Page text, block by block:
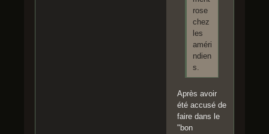
rose
chez
les
améri
ndien
s.
Après avoir
été accusé de
faire dans le
"bon